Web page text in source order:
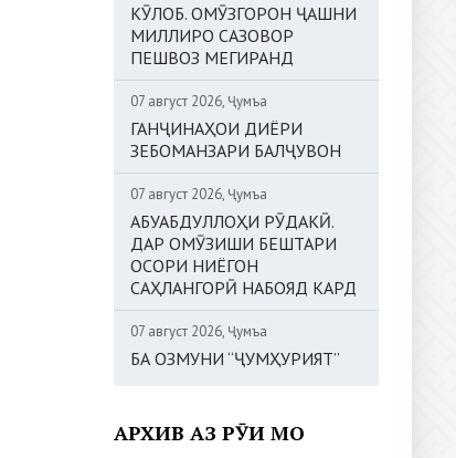
КӮЛОБ. ОМӮЗГОРОН ҶАШНИ
МИЛЛИРО САЗОВОР
ПЕШВОЗ МЕГИРАНД
07 август 2026, Ҷумъа
ГАНҶИНАҲОИ ДИЁРИ
ЗЕБОМАНЗАРИ БАЛҶУВОН
07 август 2026, Ҷумъа
АБУАБДУЛЛОҲИ РӮДАКӢ.
ДАР ОМӮЗИШИ БЕШТАРИ
ОСОРИ НИЁГОН
САҲЛАНГОРӢ НАБОЯД КАРД
07 август 2026, Ҷумъа
БА ОЗМУНИ “ҶУМҲУРИЯТ”
АРХИВ АЗ РӮИ МОҲ